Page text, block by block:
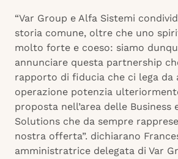
“Var Group e Alfa Sistemi
storia comune, oltre che uno
molto forte e coeso: siamo
annunciare questa partnership
rapporto di fiducia che ci lega da
operazione potenzia
proposta nell’area delle Business
Solutions che da sempre
nostra offerta”. dichiarano
amministratrice delegata di Var